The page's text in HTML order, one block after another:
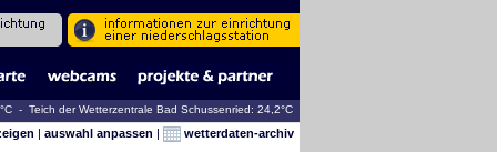
- Teich der Wetterzentrale Bad Schussenried: 24,2°C
| auswahl anpassen | wetterdaten-archiv